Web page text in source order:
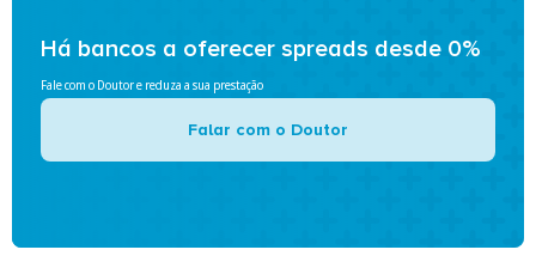
Há bancos a oferecer spreads desde 0%
Fale com o Doutor e reduza a sua prestação
Falar com o Doutor